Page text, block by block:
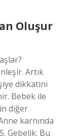
Oluşur
Artık
dikkatini
Bebek ile
diğer
karnında
Gebelik: Bu